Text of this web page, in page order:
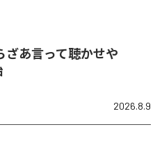
ざあ言って聴かせや
2026.8.9